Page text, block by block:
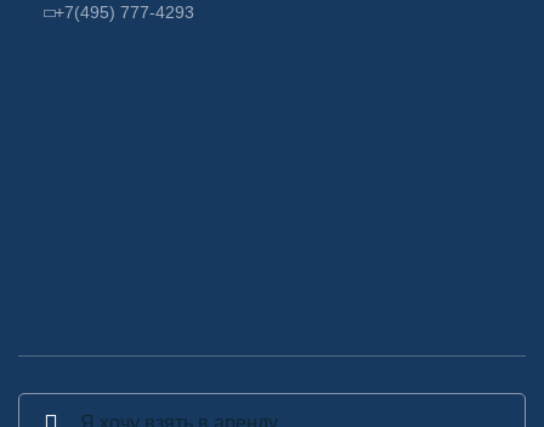
+7(495) 777-4293